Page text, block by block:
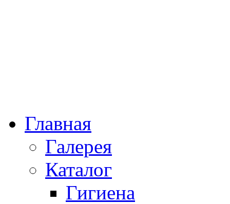
Главная
Галерея
Каталог
Гигиена